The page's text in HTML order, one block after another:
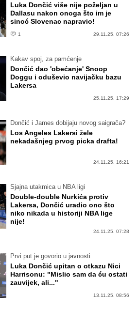
Luka Dončić više nije poželjan u
Dallasu nakon onoga što im je
sinoć Slovenac napravio!
1 29.11.25. 07:26
Kakav spoj, za pamćenje
Dončić dao 'obećanje' Snoop
Doggu i oduševio navijačku bazu
Lakersa
25.11.25. 17:29
Dončić i James dobijaju novog saigrača?
Los Angeles Lakersi žele
nekadašnjeg prvog picka drafta!
24.11.25. 16:21
Sjajna utakmica u NBA ligi
Double-double Nurkića protiv
Lakersa, Dončić uradio ono što
niko nikada u historiji NBA lige
nije!
24.11.25. 07:28
Prvi put je govorio u javnosti
Luka Dončić upitan o otkazu Nici
Harrisonu: "Mislio sam da ću ostati
zauvijek, ali..."
13.11.25. 08:56